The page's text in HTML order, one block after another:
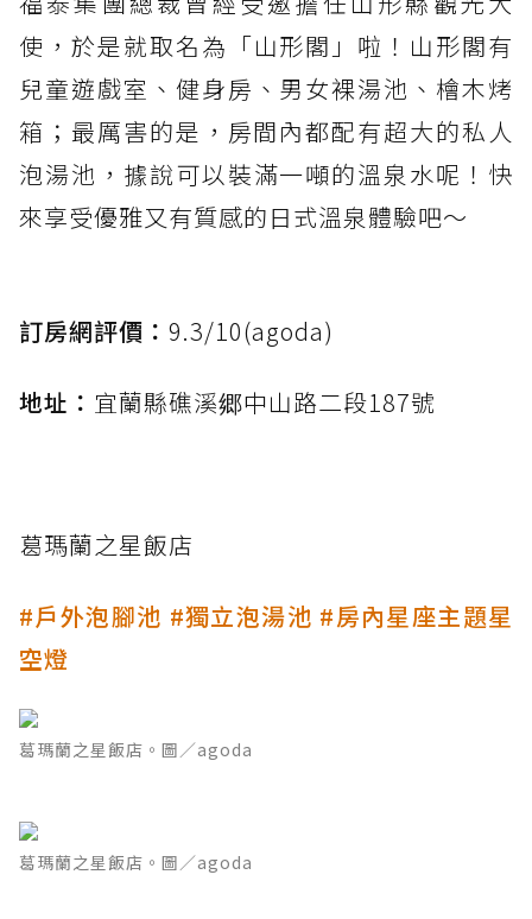
使，於是就取名為「山形閣」啦！山形閣有
兒童遊戲室、健身房、男女裸湯池、檜木烤
箱；最厲害的是，房間內都配有超大的私人
泡湯池，據說可以裝滿一噸的溫泉水呢！快
來享受優雅又有質感的日式溫泉體驗吧～
訂房網評價： 9.3/10(agoda)
地址： 宜蘭縣礁溪郷中山路二段187號
葛瑪蘭之星飯店
#戶外泡腳池 #獨立泡湯池 #房內星座主題星
空燈
葛瑪蘭之星飯店。圖／agoda
葛瑪蘭之星飯店。圖／agoda